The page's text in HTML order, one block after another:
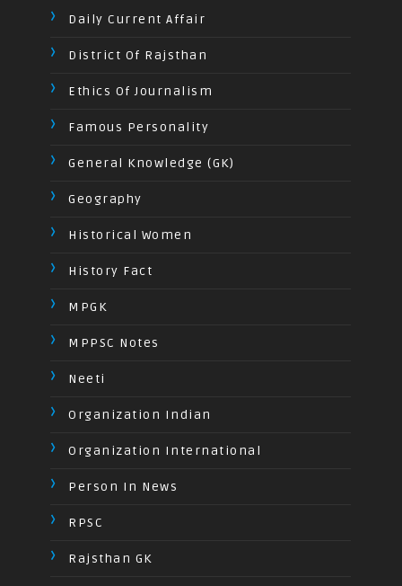
Daily Current Affair
District Of Rajsthan
Ethics Of Journalism
Famous Personality
General Knowledge (GK)
Geography
Historical Women
History Fact
MPGK
MPPSC Notes
Neeti
Organization Indian
Organization International
Person In News
RPSC
Rajsthan GK